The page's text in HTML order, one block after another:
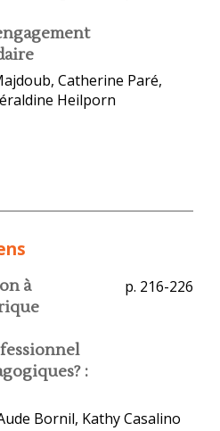
Catherine Paré,
Heilporn
à
:
p. 216-226
Bornil, Kathy Casalino